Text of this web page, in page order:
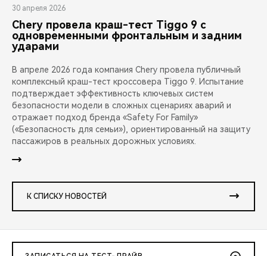
30 апреля 2026
Chery провела краш-тест Tiggo 9 с
одновременными фронтальным и задним
ударами
В апреле 2026 года компания Chery провела публичный
комплексный краш-тест кроссовера Tiggo 9. Испытание
подтверждает эффективность ключевых систем
безопасности модели в сложных сценариях аварий и
отражает подход бренда «Safety For Family»
(«Безопасность для семьи»), ориентированный на защиту
пассажиров в реальных дорожных условиях.
К СПИСКУ НОВОСТЕЙ